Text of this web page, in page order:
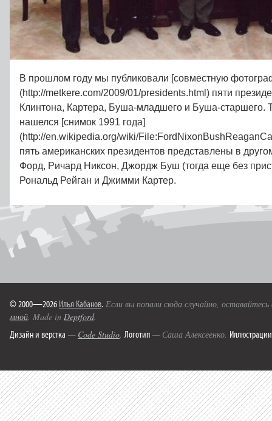
В прошлом году мы публиковали [совместную
(http://metkere.com/2009/01/presidents.html) пяти
Клинтона, Картера, Буша-младшего и Буша-старшего.
нашелся [снимок 1991 года]
(http://en.wikipedia.org/wiki/
пять американских президентов представлены в
Форд, Ричард Никсон, Джордж Буш (тогда еще без
Рональд Рейган и Джимми Картер.
© 2000—2026 Илья Кабанов. Если вы попали сюда случайно,
мной. Made in Deptford.
Дизайн и верстка — Code Studio. Логотип — Саша Алексеенко. Иллюстрации